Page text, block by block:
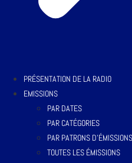
PRÉSENTATION DE LA RADIO
EMISSIONS
PAR DATES
PAR CATÉGORIES
PAR PATRONS D’ÉMISSIONS
TOUTES LES ÉMISSIONS